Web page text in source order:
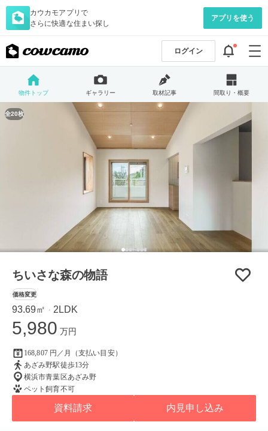
カウカモアプリで
さらに快適な住まい探し
アプリを使う
ログイン
物件トップ ギャラリー 取材記事 間取り・概要
全20枚
ちいさな森の物語
価格変更
93.69㎡ ・ 2LDK
5,980 万円
168,807 円／月（支払い目安）
あざみ野駅徒歩13分
横浜市青葉区あざみ野
ペット飼育不可
資料請求 内見申し込み